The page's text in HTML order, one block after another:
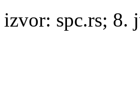
izvor: spc.rs; 8.